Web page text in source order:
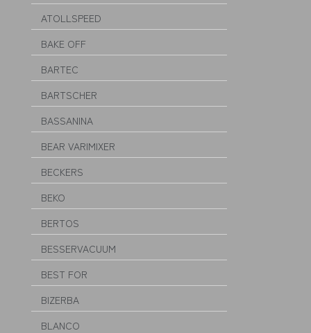
ATOLLSPEED
BAKE OFF
BARTEC
BARTSCHER
BASSANINA
BEAR VARIMIXER
BECKERS
BEKO
BERTOS
BESSERVACUUM
BEST FOR
BIZERBA
BLANCO